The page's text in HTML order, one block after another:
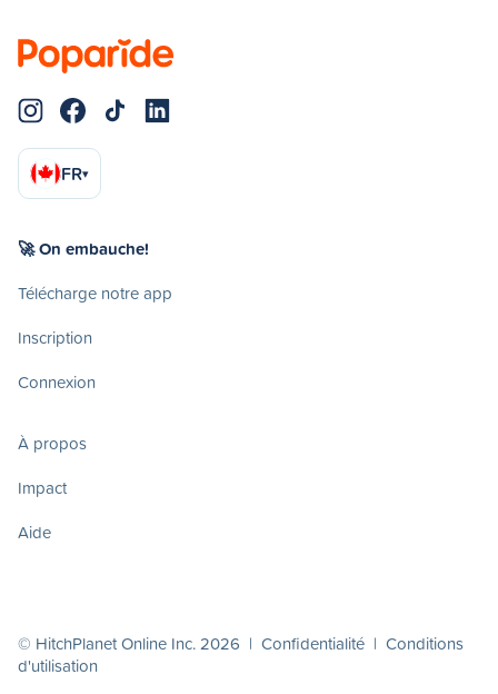
FR▾
🚀 On embauche!
Télécharge notre app
Inscription
Connexion
À propos
Impact
Aide
© HitchPlanet Online Inc. 2026 | Confidentialité | Conditions
d'utilisation